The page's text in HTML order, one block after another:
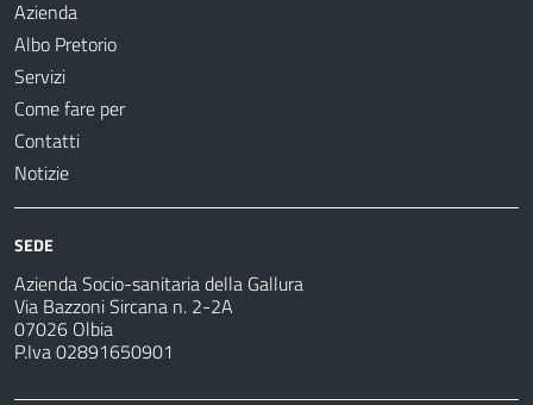
Azienda
Albo Pretorio
Servizi
Come fare per
Contatti
Notizie
SEDE
Azienda Socio-sanitaria della Gallura
Via Bazzoni Sircana n. 2-2A
07026 Olbia
P.Iva 02891650901